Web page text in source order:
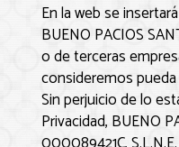
En la web se
BUENO PACIOS
o de terceras
consideremos
Sin perjuicio de lo
Privacidad, BUENO